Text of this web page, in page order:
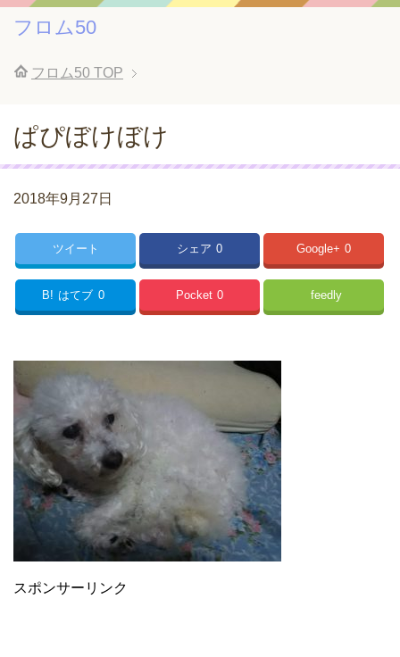
フロム50
フロム50 TOP
ぱぴぼけぼけ
2018年9月27日
ツイート シェア 0 Google+ 0
B! はてブ 0 Pocket 0 feedly
スポンサーリンク